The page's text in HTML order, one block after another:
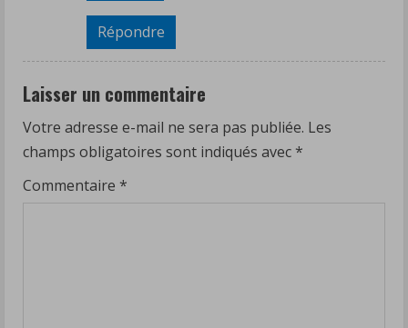
Répondre
Laisser un commentaire
Votre adresse e-mail ne sera pas publiée. Les
champs obligatoires sont indiqués avec *
Commentaire *